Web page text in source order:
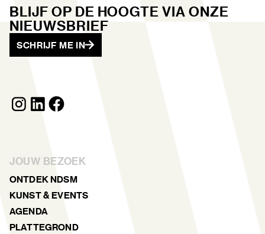
JOUW BEZOEK
ONTDEK NDSM
KUNST & EVENTS
AGENDA
PLATTEGROND
BLIJF OP DE HOOGTE VIA ONZE
NIEUWSBRIEF
SCHRIJF ME IN